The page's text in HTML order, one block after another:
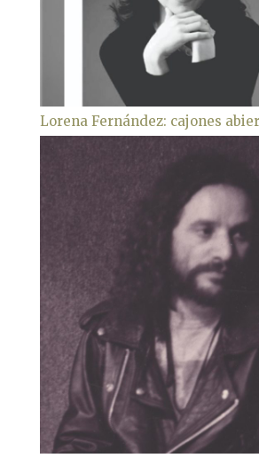
Lorena Fernández: cajones